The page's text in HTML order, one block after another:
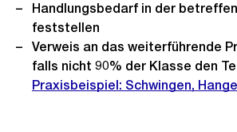
Handlungsbedarf in der
feststellen
Verweis an das weiterführende
falls nicht 90% der Klasse den
Praxisbeispiel: Schwingen,